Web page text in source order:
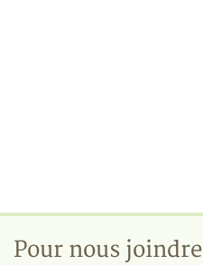
Pour nous joindre